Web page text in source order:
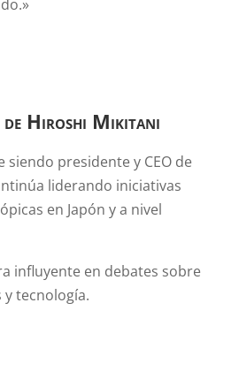
Hiroshi Mikitani
siendo presidente y CEO de
liderando iniciativas
en Japón y a nivel
influyente en debates sobre
tecnología.